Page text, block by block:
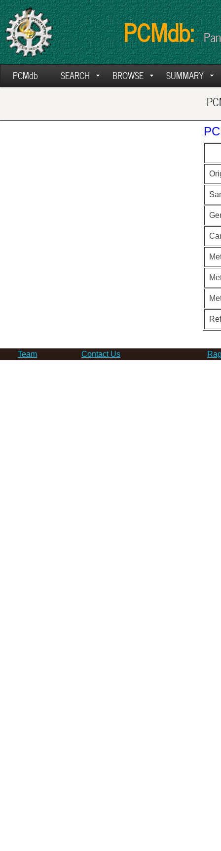
PCMdb:
PCMdb SEARCH BROWSE SUMMARY
Team Contact Us